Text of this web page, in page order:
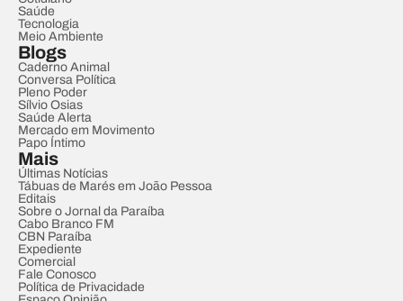
Saúde
Tecnologia
Meio Ambiente
Blogs
Caderno Animal
Conversa Política
Pleno Poder
Sílvio Osias
Saúde Alerta
Mercado em Movimento
Papo Íntimo
Mais
Últimas Notícias
Tábuas de Marés em João Pessoa
Editais
Sobre o Jornal da Paraíba
Cabo Branco FM
CBN Paraíba
Expediente
Comercial
Fale Conosco
Política de Privacidade